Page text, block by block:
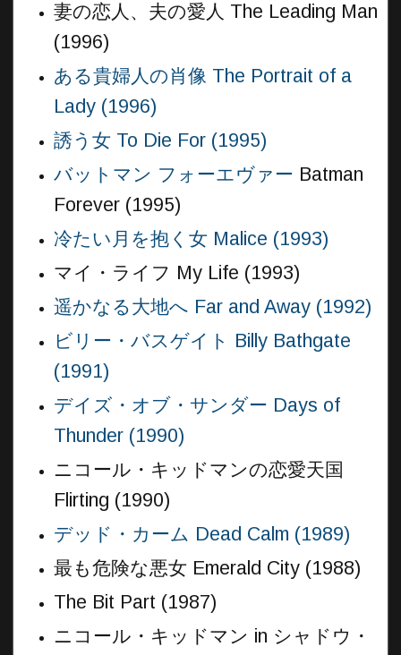
妻の恋人、夫の愛人 The Leading Man
(1996)
ある貴婦人の肖像 The Portrait of a
Lady (1996)
誘う女 To Die For (1995)
バットマン フォーエヴァー Batman
Forever (1995)
冷たい月を抱く女 Malice (1993)
マイ・ライフ My Life (1993)
遥かなる大地へ Far and Away (1992)
ビリー・バスゲイト Billy Bathgate
(1991)
デイズ・オブ・サンダー Days of
Thunder (1990)
ニコール・キッドマンの恋愛天国
Flirting (1990)
デッド・カーム Dead Calm (1989)
最も危険な悪女 Emerald City (1988)
The Bit Part (1987)
ニコール・キッドマン in シャドウ・